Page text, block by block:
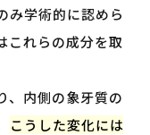
み学術的に認めら
これらの成分を取
、内側の象牙質の
こうした変化には